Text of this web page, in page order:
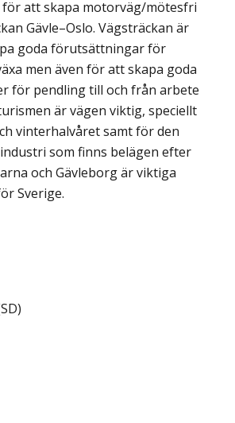
att skapa motorväg/mötesfri
Gävle–Oslo. Vägsträckan är
goda förutsättningar för
men även för att skapa goda
för pendling till och från arbete
är vägen viktig, speciellt
vinterhalvåret samt för den
som finns belägen efter
och Gävleborg är viktiga
Sverige.